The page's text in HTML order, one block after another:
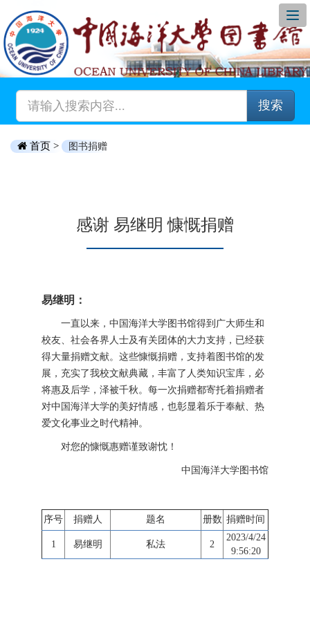
搜索
首页 > 图书捐赠
感谢 易继明 慷慨捐赠
易继明：
一直以来，中国海洋大学图书馆得到广大师生和
校友、社会各界人士及有关团体的大力支持，已经获
得大量捐赠文献。这些慷慨捐赠，支持着图书馆的发
展，充实了我校文献典藏，丰富了人类知识宝库，必
将惠及后学，泽被千秋。每一次捐赠都寄托着捐赠者
对中国海洋大学的美好情感，也彰显着乐于奉献、热
爱文化事业之时代精神。
对您的慷慨惠赠谨致谢忱！
中国海洋大学图书馆
序号 捐赠人 题名 册数 捐赠时间
1 易继明 私法 2
2023/4/24
9:56:20